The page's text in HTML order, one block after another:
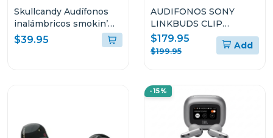
Skullcandy Audífonos
inalámbricos smokin’
buds true black r740
$39.95
AUDIFONOS SONY
LINKBUDS CLIP
TOTALMENTE
INALÁMBRICOS
$179.95
$199.95
Add
-15%